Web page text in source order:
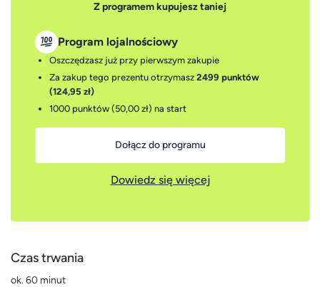
Z programem kupujesz taniej
Program lojalnościowy
Oszczędzasz już przy pierwszym zakupie
Za zakup tego prezentu otrzymasz 2499 punktów
(124,95 zł)
1000 punktów (50,00 zł) na start
Dołącz do programu
Dowiedz się więcej
Czas trwania
ok. 60 minut